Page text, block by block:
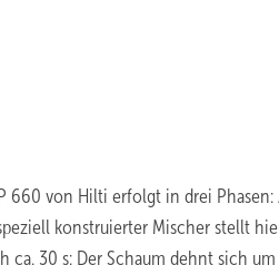
660 von Hilti erfolgt in drei Phasen:
konstruierter Mischer stellt
30 s: Der Schaum dehnt sich um